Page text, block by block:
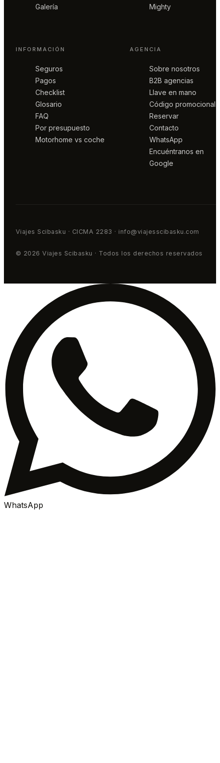
Galería
Mighty
INFORMACIÓN
Seguros
Pagos
Checklist
Glosario
FAQ
Por presupuesto
Motorhome vs coche
AGENCIA
Sobre nosotros
B2B agencias
Llave en mano
Código promocional
Reservar
Contacto
WhatsApp
Encuéntranos en
Google
Viajes Scibasku · CICMA 2283 · info@viajesscibasku.com
© 2026 Viajes Scibasku · Todos los derechos reservados
WhatsApp